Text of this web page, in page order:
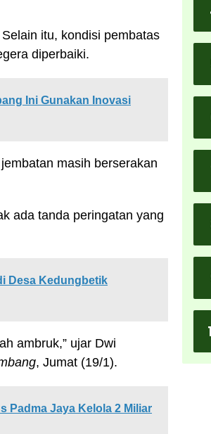
itu, kondisi pembatas
diperbaiki.
Ini Gunakan Inovasi
masih berserakan
ada tanda peringatan yang
Desa Kedungbetik
ambruk,” ujar Dwi
, Jumat (19/1).
Padma Jaya Kelola 2 Miliar